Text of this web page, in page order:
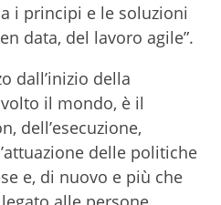
i principi e le soluzioni
data, del lavoro agile”.
dall’inizio della
il mondo, è il
dell’esecuzione,
delle politiche
e, di nuovo e più che